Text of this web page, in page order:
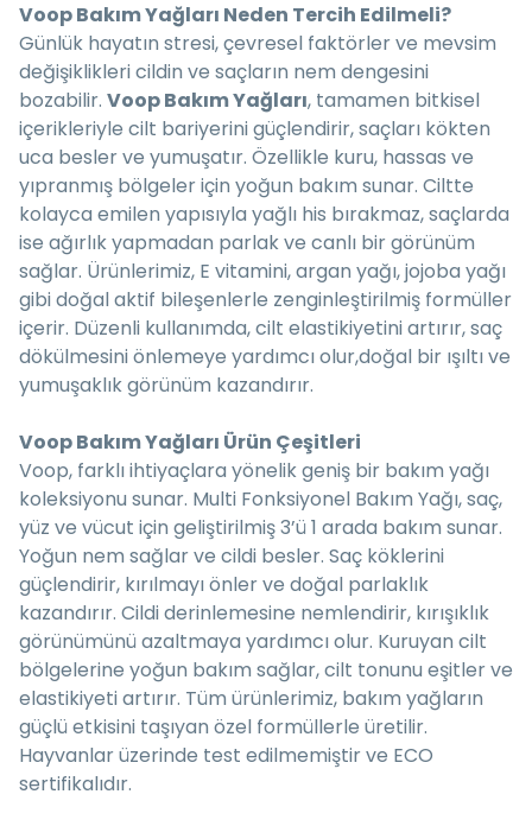
Voop Bakım Yağları Neden Tercih Edilmeli?
Günlük hayatın stresi, çevresel faktörler ve mevsim
değişiklikleri cildin ve saçların nem dengesini
bozabilir. Voop Bakım Yağları, tamamen bitkisel
içerikleriyle cilt bariyerini güçlendirir, saçları kökten
uca besler ve yumuşatır. Özellikle kuru, hassas ve
yıpranmış bölgeler için yoğun bakım sunar. Ciltte
kolayca emilen yapısıyla yağlı his bırakmaz, saçlarda
ise ağırlık yapmadan parlak ve canlı bir görünüm
sağlar. Ürünlerimiz, E vitamini, argan yağı, jojoba yağı
gibi doğal aktif bileşenlerle zenginleştirilmiş formüller
içerir. Düzenli kullanımda, cilt elastikiyetini artırır, saç
dökülmesini önlemeye yardımcı olur,doğal bir ışıltı ve
yumuşaklık görünüm kazandırır.
Voop Bakım Yağları Ürün Çeşitleri
Voop, farklı ihtiyaçlara yönelik geniş bir bakım yağı
koleksiyonu sunar. Multi Fonksiyonel Bakım Yağı, saç,
yüz ve vücut için geliştirilmiş 3’ü 1 arada bakım sunar.
Yoğun nem sağlar ve cildi besler. Saç köklerini
güçlendirir, kırılmayı önler ve doğal parlaklık
kazandırır. Cildi derinlemesine nemlendirir, kırışıklık
görünümünü azaltmaya yardımcı olur. Kuruyan cilt
bölgelerine yoğun bakım sağlar, cilt tonunu eşitler ve
elastikiyeti artırır. Tüm ürünlerimiz, bakım yağların
güçlü etkisini taşıyan özel formüllerle üretilir.
Hayvanlar üzerinde test edilmemiştir ve ECO
sertifikalıdır.